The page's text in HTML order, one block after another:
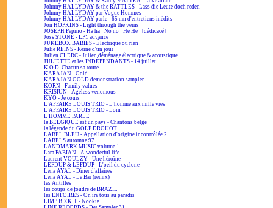
Johnny HALLYDAY & the RATTLES - Lass die Leute doch reden
Johnny HALLYDAY par Vogue Hommes
Johnny HALLYDAY parle - 65 mn d'entretiens inédits
Jon HOPKINS - Light through the veins
JOSEPH Pepino - Ha ha ! No no ! He He ! [dédicacé]
Joss STONE - LP1 advance
JUKEBOX BABIES - Électrique ou rien
Julie REINS - Reine d'un jour
Julien CLERC - Julien déménage électrique & acoustique
JULIETTE et les INDÉPENDANTS - 14 juillet
K.O.D. Chacun sa route
KARAJAN - Gold
KARAJAN GOLD demonstration sampler
KORN - Family values
KRISIUN - Ageless venomous
KYO - Je cours
L'AFFAIRE LOUIS TRIO - L'homme aux mille vies
L'AFFAIRE LOUIS TRIO - Loin
L'HOMME PARLE
la BELGIQUE est un pays - Chantons belge
la légende du GOLF DROUOT
LABEL BLEU - Appellation d'origine incontrôlée 2
LABELS automne 97
LANDMARK MUSIC volume 1
Lara FABIAN - A wonderful life
Laurent VOULZY - Une héroïne
LEFDUP & LEFDUP - L'oeil du cyclone
Lena AYAL - Dîner d'affaires
Lena AYAL - Le Bar (remix)
les Antilles
les coups de foudre de BRAZIL
les ENFOIRÉS - On ira tous au paradis
LIMP BIZKIT - Nookie